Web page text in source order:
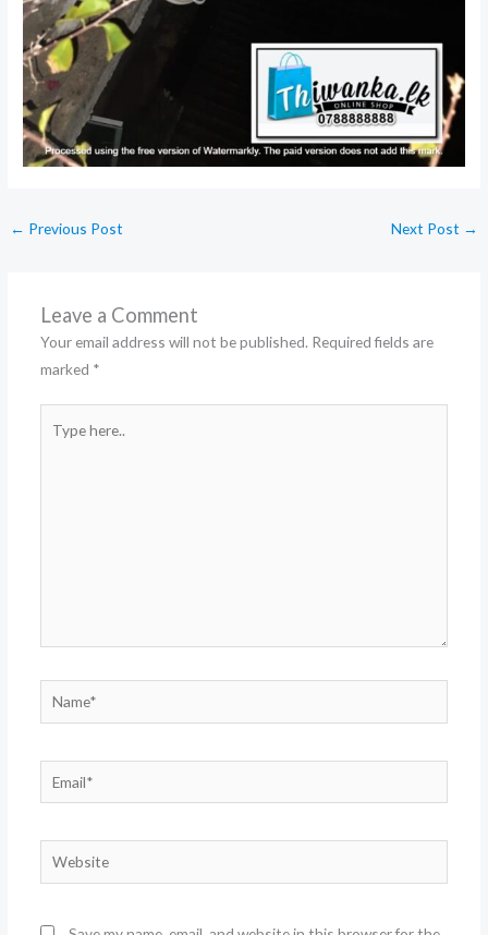
← Previous Post Next Post →
Leave a Comment
Your email address will not be published. Required fields are
marked *
here..
Name*
Email*
Website